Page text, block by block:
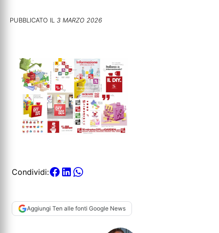
PUBBLICATO IL 3 MARZO 2026
Condividi:
Aggiungi Ten alle fonti Google News